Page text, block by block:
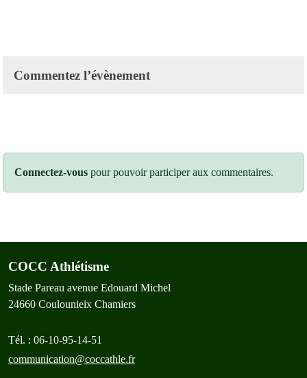
Commentez l’évènement
Connectez-vous pour pouvoir participer aux commentaires.
COCC Athlétisme
Stade Pareau avenue Edouard Michel
24660 Coulounieix Chamiers
Tél. : 06-10-95-14-51
communication@coccathle.fr